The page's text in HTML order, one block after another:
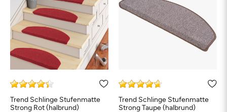
Trend Schlinge Stufenmatte
Strong Rot (halbrund)
Trend Schlinge Stufenmatte
Strong Taupe (halbrund)